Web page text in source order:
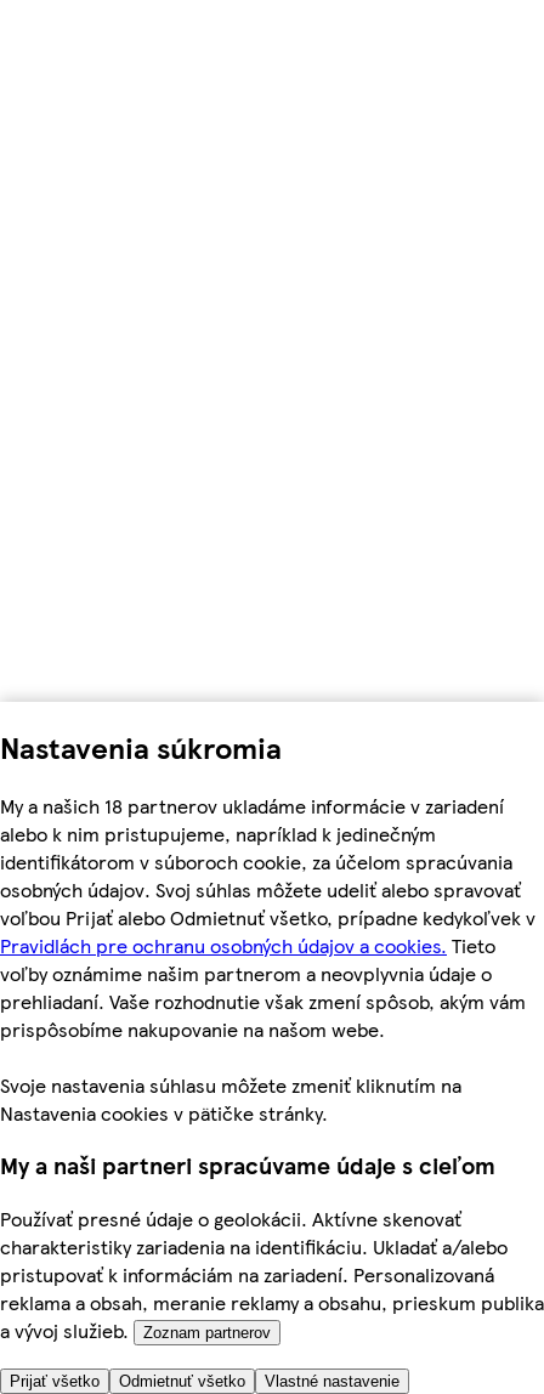
Nastavenia súkromia
My a našich 18 partnerov ukladáme informácie v zariadení
alebo k nim pristupujeme, napríklad k jedinečným
identifikátorom v súboroch cookie, za účelom spracúvania
osobných údajov. Svoj súhlas môžete udeliť alebo spravovať
voľbou Prijať alebo Odmietnuť všetko, prípadne kedykoľvek v
Pravidlách pre ochranu osobných údajov a cookies. Tieto
voľby oznámime našim partnerom a neovplyvnia údaje o
prehliadaní. Vaše rozhodnutie však zmení spôsob, akým vám
prispôsobíme nakupovanie na našom webe.
Svoje nastavenia súhlasu môžete zmeniť kliknutím na
Nastavenia cookies v pätičke stránky.
My a naši partneri spracúvame údaje s cieľom
Používať presné údaje o geolokácii. Aktívne skenovať
charakteristiky zariadenia na identifikáciu. Ukladať a/alebo
pristupovať k informáciám na zariadení. Personalizovaná
reklama a obsah, meranie reklamy a obsahu, prieskum publika
a vývoj služieb.
Zoznam partnerov
Prijať všetko Odmietnuť všetko Vlastné nastavenie